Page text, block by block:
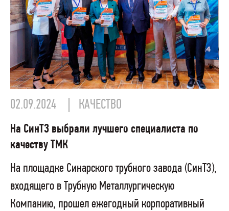
02.09.2024 КАЧЕСТВО
На СинТЗ выбрали лучшего специалиста по
качеству ТМК
На площадке Синарского трубного завода (СинТЗ),
входящего в Трубную Металлургическую
Компанию, прошел ежегодный корпоративный